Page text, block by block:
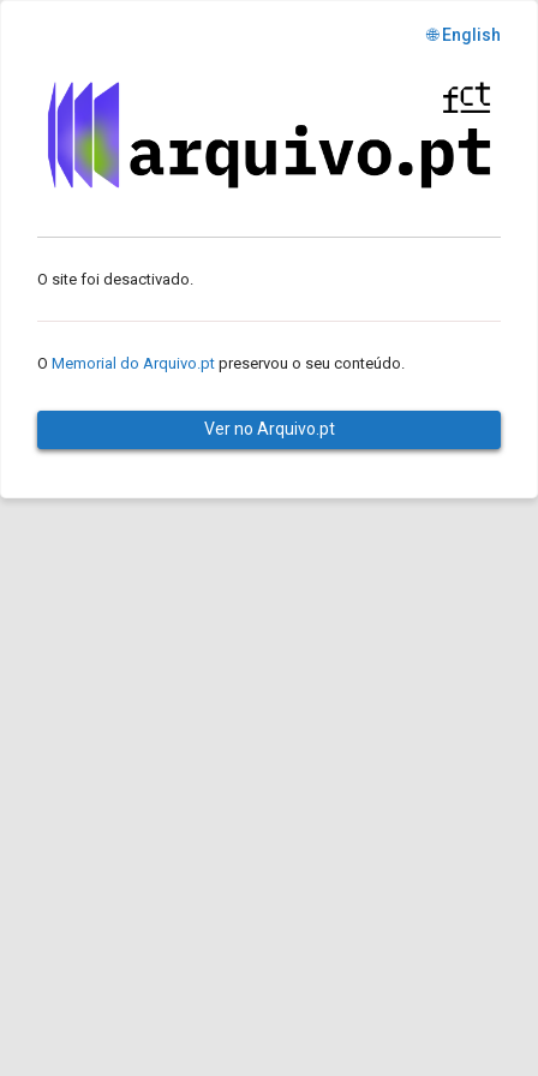
🌐 English
O site foi desactivado.
O Memorial do Arquivo.pt preservou o seu conteúdo.
Ver no Arquivo.pt